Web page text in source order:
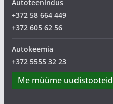
Autoteenindus
+372 58 664 449
+372 605 62 56
Autokeemia
+372 5555 32 23
Me müüme uudistooteid